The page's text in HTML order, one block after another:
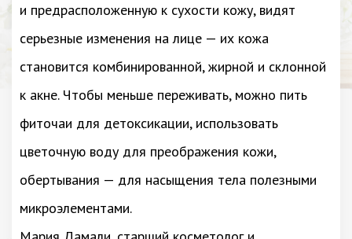
и предрасположенную к сухости кожу, видят
серьезные изменения на лице — их кожа
становится комбинированной, жирной и склонной
к акне. Чтобы меньше переживать, можно пить
фиточаи для детоксикации, использовать
цветочную воду для преображения кожи,
обертывания — для насыщения тела полезными
микроэлементами.